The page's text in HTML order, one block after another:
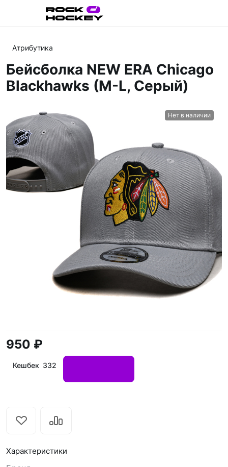
Атрибутика
Бейсболка NEW ERA Chicago
Blackhawks (M-L, Серый)
Нет в наличии
950 ₽
Кешбек 332
Характеристики